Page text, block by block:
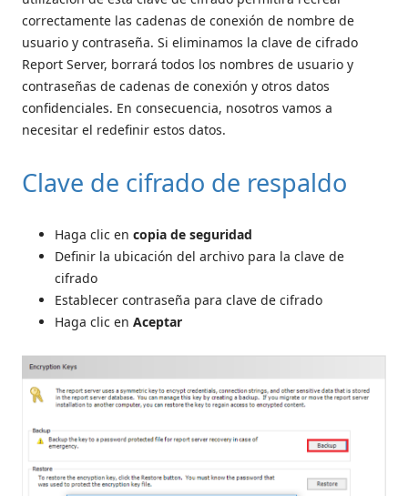
correctamente las cadenas de conexión de nombre de
usuario y contraseña. Si eliminamos la clave de cifrado
Report Server, borrará todos los nombres de usuario y
contraseñas de cadenas de conexión y otros datos
confidenciales. En consecuencia, nosotros vamos a
necesitar el redefinir estos datos.
Clave de cifrado de respaldo
Haga clic en copia de seguridad
Definir la ubicación del archivo para la clave de
cifrado
Establecer contraseña para clave de cifrado
Haga clic en Aceptar